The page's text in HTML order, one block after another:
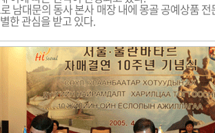
남대문의 동사 본사 매장 내에 몽골 공예상품
한 관심을 받고 있다.